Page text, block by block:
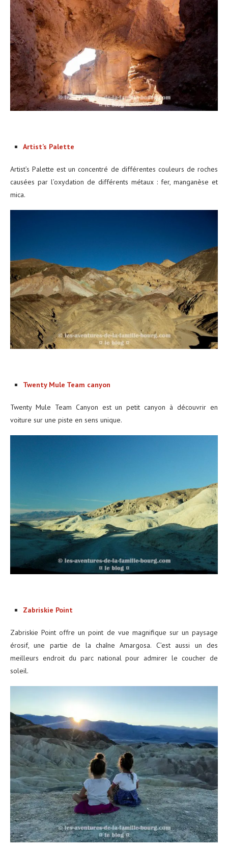
Artist’s Palette
Artist’s Palette est un concentré de différentes couleurs de roches
causées par l’oxydation de différents métaux : fer, manganèse et
mica.
Twenty Mule Team canyon
Twenty Mule Team Canyon est un petit canyon à découvrir en
voiture sur une piste en sens unique.
Zabriskie Point
Zabriskie Point offre un point de vue magnifique sur un paysage
érosif, une partie de la chaîne Amargosa. C’est aussi un des
meilleurs endroit du parc national pour admirer le coucher de
soleil.